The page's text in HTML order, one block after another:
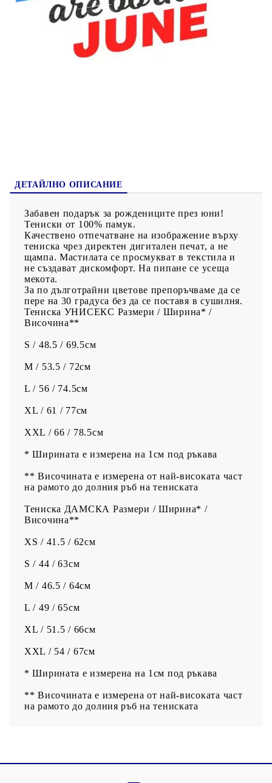
ДЕТАЙЛНО ОПИСАНИЕ
Забавен подарък за рождениците през юни!
Тениски от 100% памук.
Качествено отпечатване на изображение върху
тениска чрез директен дигитален печат, а не
щампа. Мастилата се просмукват в текстила и
не създават дискомфорт. На пипане се усеща
мекота.
За по дълготрайни цветове препоръчваме да се
пере на 30 градуса без да се поставя в сушилня.
Тениска УНИСЕКС Размери / Ширина* /
Височина**
S / 48.5 / 69.5см
M / 53.5 / 72см
L / 56 / 74.5см
XL / 61 / 77см
XXL / 66 / 78.5см
* Ширината е измерена на 1см под ръкава
** Височината е измерена от най-високата част
на рамото до долния ръб на тениската
Тениска ДАМСКА Размери / Ширина* /
Височина**
XS / 41.5 / 62см
S / 44 / 63см
M / 46.5 / 64см
L / 49 / 65см
XL / 51.5 / 66см
XXL / 54 / 67см
* Ширината е измерена на 1см под ръкава
** Височината е измерена от най-високата част
на рамото до долния ръб на тениската